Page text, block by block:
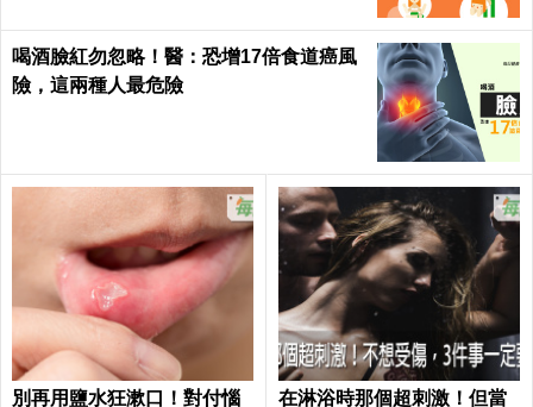
喝酒臉紅勿忽略！醫：恐增17倍食道癌風
險，這兩種人最危險
別再用鹽水狂漱口！對付惱
在淋浴時那個超刺激！但當